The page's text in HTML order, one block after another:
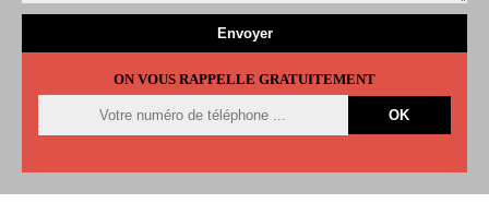
ON VOUS RAPPELLE GRATUITEMENT